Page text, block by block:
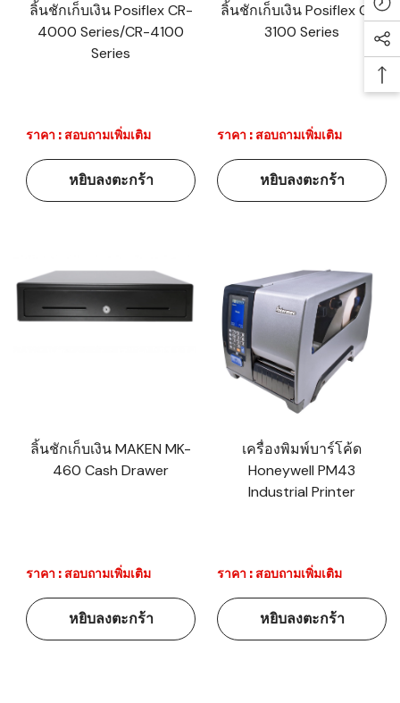
ลิ้นชักเก็บเงิน Posiflex CR-
4000 Series/CR-4100
Series
ราคา : สอบถามเพิ่มเติม
หยิบลงตะกร้า
ลิ้นชักเก็บเงิน Posiflex CR-
3100 Series
ราคา : สอบถามเพิ่มเติม
หยิบลงตะกร้า
ลิ้นชักเก็บเงิน MAKEN MK-
460 Cash Drawer
ราคา : สอบถามเพิ่มเติม
หยิบลงตะกร้า
เครื่องพิมพ์บาร์โค้ด
Honeywell PM43
Industrial Printer
ราคา : สอบถามเพิ่มเติม
หยิบลงตะกร้า